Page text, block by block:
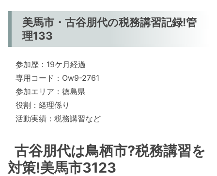
美馬市・古谷朋代の税務講習記録!管
理133
参加歴：19ケ月経過
専用コード：Ow9-2761
参加エリア：徳島県
役割：経理係り
活動実績：税務講習など
古谷朋代は鳥栖市?税務講習を
対策!美馬市3123